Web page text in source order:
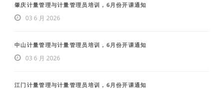
肇庆计量管理与计量管理员培训，6月份开课通知
03 6 月 2026
中山计量管理与计量管理员培训，6月份开课通知
03 6 月 2026
江门计量管理与计量管理员培训，6月份开课通知